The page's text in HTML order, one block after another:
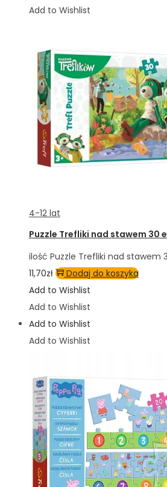
Add to Wishlist
4-12 lat
Puzzle Trefliki nad stawem 30
ilość Puzzle Trefliki nad stawem
11,70zł
Dodaj do koszyka
Add to Wishlist
Add to Wishlist
Add to Wishlist
Add to Wishlist